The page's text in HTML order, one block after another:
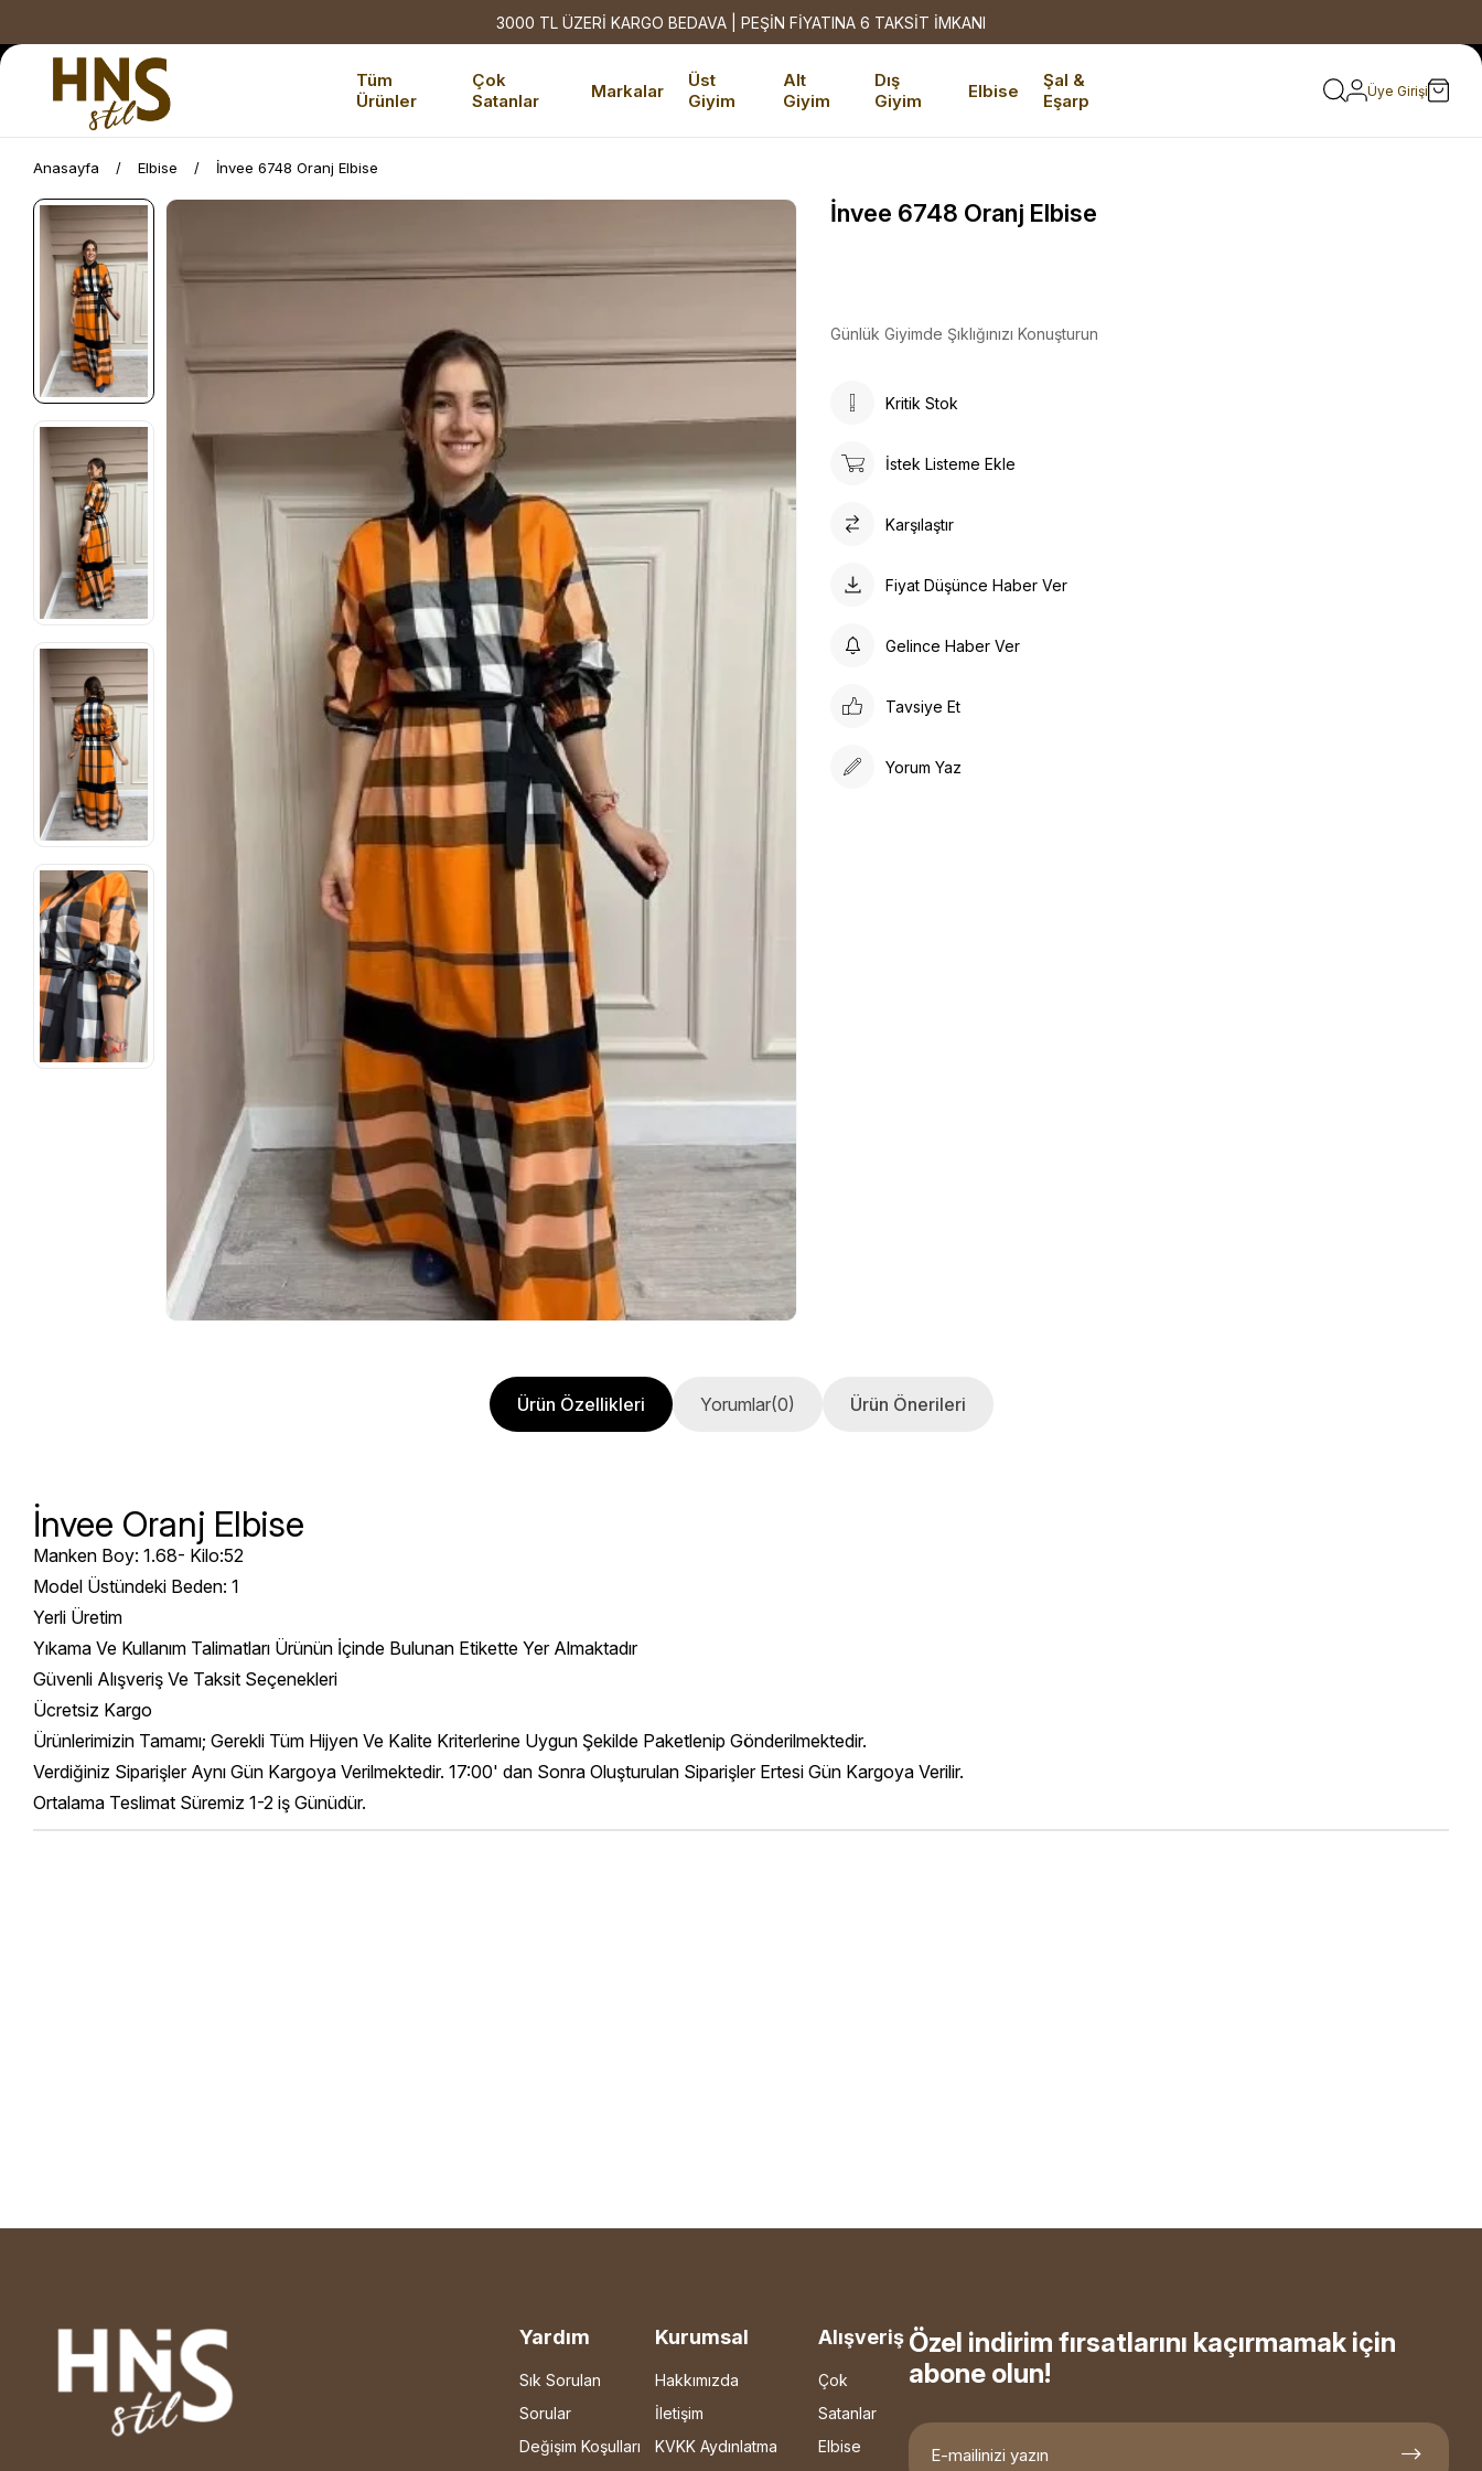
3000 TL ÜZERİ KARGO BEDAVA | PEŞİN FİYATINA 6 TAKSİT İMKANI
Tüm
Ürünler
Çok
Satanlar
Markalar
Üst
Giyim
Alt
Giyim
Dış
Giyim
Elbise
Şal &
Eşarp
Üye Girişi
Anasayfa Elbise İnvee 6748 Oranj Elbise
İnvee 6748 Oranj Elbise
Günlük Giyimde Şıklığınızı Konuşturun
Kritik Stok
İstek Listeme Ekle
Karşılaştır
Fiyat Düşünce Haber Ver
Gelince Haber Ver
Tavsiye Et
Yorum Yaz
Ürün Özellikleri Yorumlar(0) Ürün Önerileri
İnvee Oranj Elbise
Manken Boy: 1.68- Kilo:52
Model Üstündeki Beden: 1
Yerli Üretim
Yıkama Ve Kullanım Talimatları Ürünün İçinde Bulunan Etikette Yer Almaktadır
Güvenli Alışveriş Ve Taksit Seçenekleri
Ücretsiz Kargo
Ürünlerimizin Tamamı; Gerekli Tüm Hijyen Ve Kalite Kriterlerine Uygun Şekilde Paketlenip Gönderilmektedir.
Verdiğiniz Siparişler Aynı Gün Kargoya Verilmektedir. 17:00' dan Sonra Oluşturulan Siparişler Ertesi Gün Kargoya Verilir.
Ortalama Teslimat Süremiz 1-2 iş Günüdür.
Yardım
Sık Sorulan
Sorular
Değişim Koşulları
Kurumsal
Hakkımızda
İletişim
KVKK Aydınlatma
Alışveriş
Çok
Satanlar
Elbise
Özel indirim fırsatlarını kaçırmamak için
abone olun!